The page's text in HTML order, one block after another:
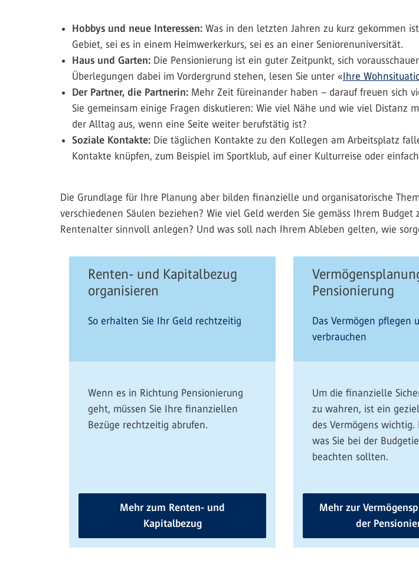
Hobbys und neue Interessen: Was in den letzten Jahren zu kurz gekommen
Gebiet, sei es in einem Heimwerkerkurs, sei es an einer Seniorenuniversität.
Haus und Garten: Die Pensionierung ist ein guter Zeitpunkt, sich
Überlegungen dabei im Vordergrund stehen, lesen Sie unter «Ihre
Der Partner, die Partnerin: Mehr Zeit füreinander haben – darauf freuen sich
Sie gemeinsam einige Fragen diskutieren: Wie viel Nähe und wie viel
der Alltag aus, wenn eine Seite weiter berufstätig ist?
Soziale Kontakte: Die täglichen Kontakte zu den Kollegen am Arbeitsplatz
Kontakte knüpfen, zum Beispiel im Sportklub, auf einer Kulturreise oder
Die Grundlage für Ihre Planung aber bilden finanzielle und organisatorische
verschiedenen Säulen beziehen? Wie viel Geld werden Sie gemäss Ihrem
Rentenalter sinnvoll anlegen? Und was soll nach Ihrem Ableben gelten, wie
Renten- und Kapitalbezug
organisieren
So erhalten Sie Ihr Geld rechtzeitig
Wenn es in Richtung Pensionierung
geht, müssen Sie Ihre finanziellen
Bezüge rechtzeitig abrufen.
Mehr zum Renten- und
Kapitalbezug
Pensionierung
Das Vermögen pflegen
verbrauchen
Um die finanzielle
zu wahren, ist ein
des Vermögens wichtig.
was Sie bei der
beachten sollten.
Mehr zur
der